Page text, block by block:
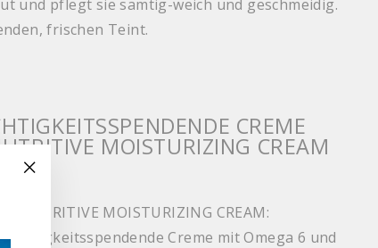
und pflegt sie samtig-weich und geschmeidig.
frischen Teint.
CREME
MOISTURIZING CREAM
NUTRITIVE MOISTURIZING CREAM:
Creme mit Omega 6 und
(Esc)"